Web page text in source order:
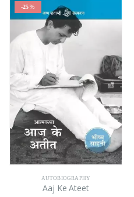
-25%
AUTOBIOGRAPHY
Aaj Ke Ateet